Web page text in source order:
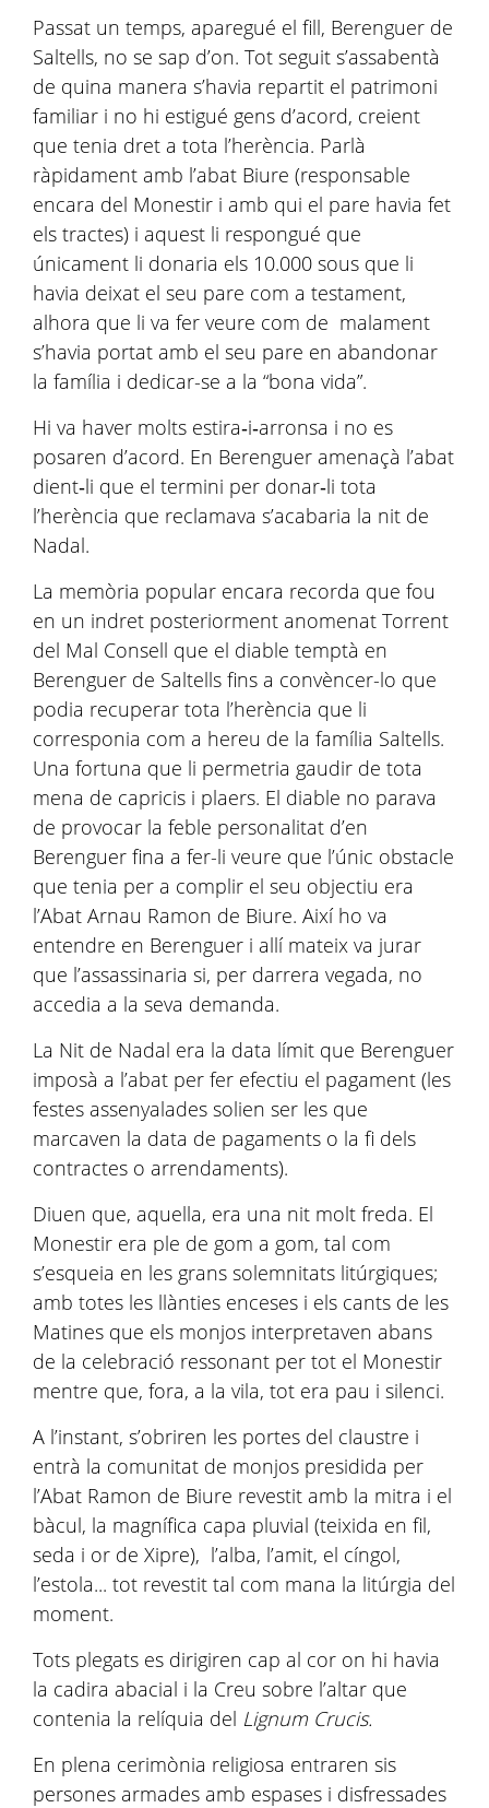
Passat un temps, aparegué el fill, Berenguer de
Saltells, no se sap d’on. Tot seguit s’assabentà
de quina manera s’havia repartit el patrimoni
familiar i no hi estigué gens d’acord, creient
que tenia dret a tota l’herència. Parlà
ràpidament amb l’abat Biure (responsable
encara del Monestir i amb qui el pare havia fet
els tractes) i aquest li respongué que
únicament li donaria els 10.000 sous que li
havia deixat el seu pare com a testament,
alhora que li va fer veure com de malament
s’havia portat amb el seu pare en abandonar
la família i dedicar-se a la “bona vida”.
Hi va haver molts estira‑i‑arronsa i no es
posaren d’acord. En Berenguer amenaçà l’abat
dient‑li que el termini per donar‑li tota
l’herència que reclamava s’acabaria la nit de
Nadal.
La memòria popular encara recorda que fou
en un indret posteriorment anomenat Torrent
del Mal Consell que el diable temptà en
Berenguer de Saltells fins a convèncer-lo que
podia recuperar tota l’herència que li
corresponia com a hereu de la família Saltells.
Una fortuna que li permetria gaudir de tota
mena de capricis i plaers. El diable no parava
de provocar la feble personalitat d’en
Berenguer fina a fer-li veure que l’únic obstacle
que tenia per a complir el seu objectiu era
l’Abat Arnau Ramon de Biure. Així ho va
entendre en Berenguer i allí mateix va jurar
que l’assassinaria si, per darrera vegada, no
accedia a la seva demanda.
La Nit de Nadal era la data límit que Berenguer
imposà a l’abat per fer efectiu el pagament (les
festes assenyalades solien ser les que
marcaven la data de pagaments o la fi dels
contractes o arrendaments).
Diuen que, aquella, era una nit molt freda. El
Monestir era ple de gom a gom, tal com
s’esqueia en les grans solemnitats litúrgiques;
amb totes les llànties enceses i els cants de les
Matines que els monjos interpretaven abans
de la celebració ressonant per tot el Monestir
mentre que, fora, a la vila, tot era pau i silenci.
A l’instant, s’obriren les portes del claustre i
entrà la comunitat de monjos presidida per
l’Abat Ramon de Biure revestit amb la mitra i el
bàcul, la magnífica capa pluvial (teixida en fil,
seda i or de Xipre), l’alba, l’amit, el cíngol,
l’estola... tot revestit tal com mana la litúrgia del
moment.
Tots plegats es dirigiren cap al cor on hi havia
la cadira abacial i la Creu sobre l’altar que
contenia la relíquia del Lignum Crucis.
En plena cerimònia religiosa entraren sis
persones armades amb espases i disfressades